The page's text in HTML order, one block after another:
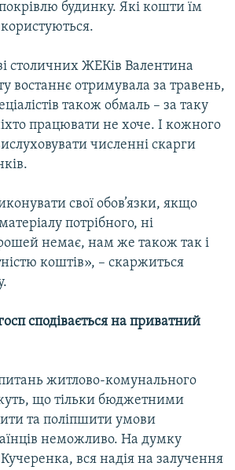
будинку. Які кошти їм
столичних ЖЕКів Валентина
востаннє отримувала за травень,
також обмаль – за таку
працювати не хоче. І кожного
численні скарги
свої обов’язки, якщо
потрібного, ні
немає, нам же також так і
коштів», – скаржиться
сподівається на приватний
питань житлово-комунального
що тільки бюджетними
та поліпшити умови
неможливо. На думку
Кучеренка, вся надія на залучення